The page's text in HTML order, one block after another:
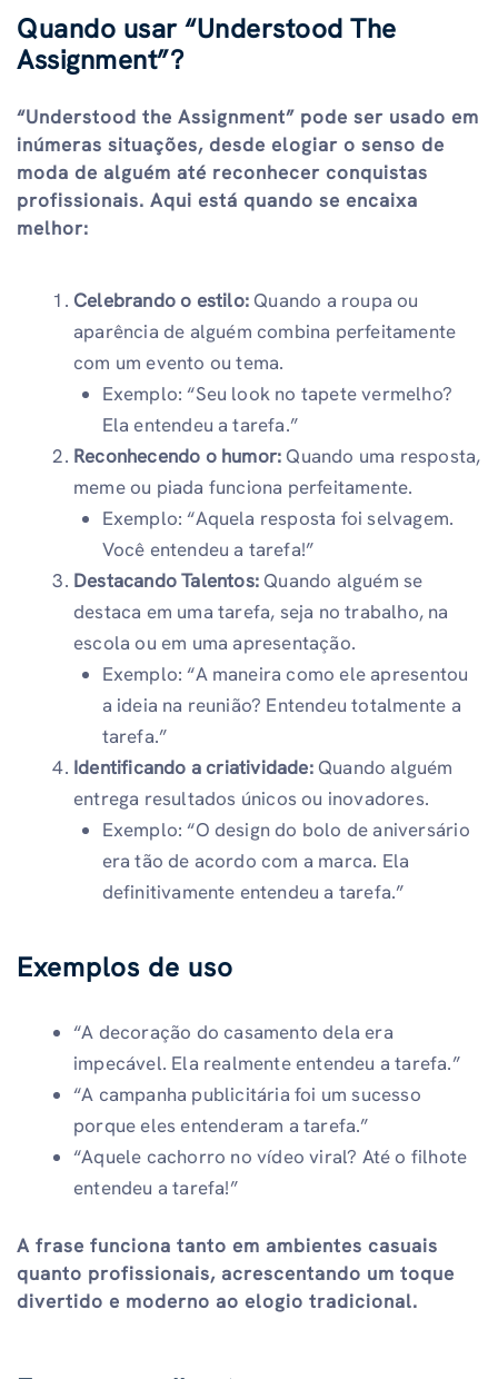
Quando usar “Understood The
Assignment”?
“Understood the Assignment” pode ser usado em
inúmeras situações, desde elogiar o senso de
moda de alguém até reconhecer conquistas
profissionais. Aqui está quando se encaixa
melhor:
Celebrando o estilo: Quando a roupa ou
aparência de alguém combina perfeitamente
com um evento ou tema.
Exemplo: “Seu look no tapete vermelho?
Ela entendeu a tarefa.”
Reconhecendo o humor: Quando uma resposta,
meme ou piada funciona perfeitamente.
Exemplo: “Aquela resposta foi selvagem.
Você entendeu a tarefa!”
Destacando Talentos: Quando alguém se
destaca em uma tarefa, seja no trabalho, na
escola ou em uma apresentação.
Exemplo: “A maneira como ele apresentou
a ideia na reunião? Entendeu totalmente a
tarefa.”
Identificando a criatividade:Quando alguém
entrega resultados únicos ou inovadores.
Exemplo: “O design do bolo de aniversário
era tão de acordo com a marca. Ela
definitivamente entendeu a tarefa.”
Exemplos de uso
“A decoração do casamento dela era
impecável. Ela realmente entendeu a tarefa.”
“A campanha publicitária foi um sucesso
porque eles entenderam a tarefa.”
“Aquele cachorro no vídeo viral? Até o filhote
entendeu a tarefa!”
A frase funciona tanto em ambientes casuais
quanto profissionais, acrescentando um toque
divertido e moderno ao elogio tradicional.